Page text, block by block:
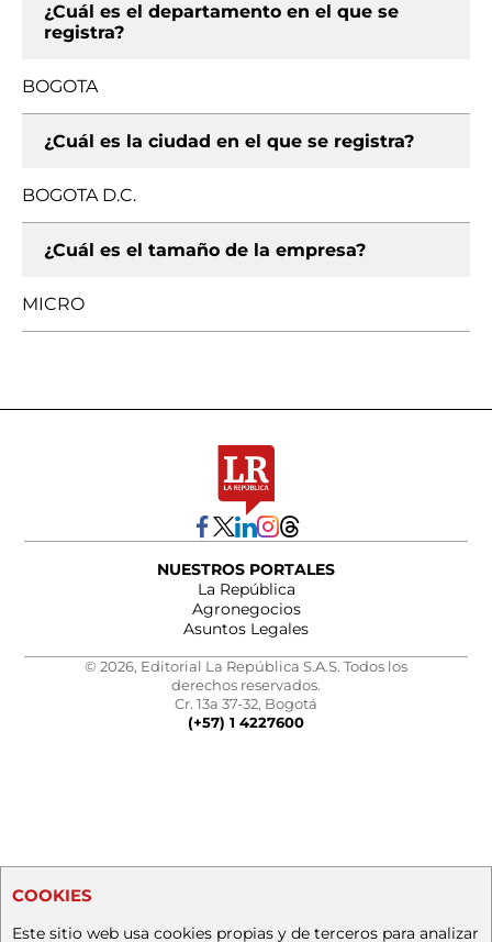
¿Cuál es el departamento en el que se
registra?
BOGOTA
¿Cuál es la ciudad en el que se registra?
BOGOTA D.C.
¿Cuál es el tamaño de la empresa?
MICRO
NUESTROS PORTALES
La República
Agronegocios
Asuntos Legales
© 2026, Editorial La República S.A.S. Todos los
derechos reservados.
Cr. 13a 37-32, Bogotá
(+57) 1 4227600
COOKIES
Este sitio web usa cookies propias y de terceros para analizar